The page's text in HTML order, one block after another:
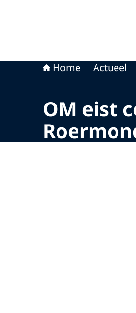
Home Actueel
OM eist